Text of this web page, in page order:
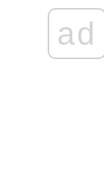
ad